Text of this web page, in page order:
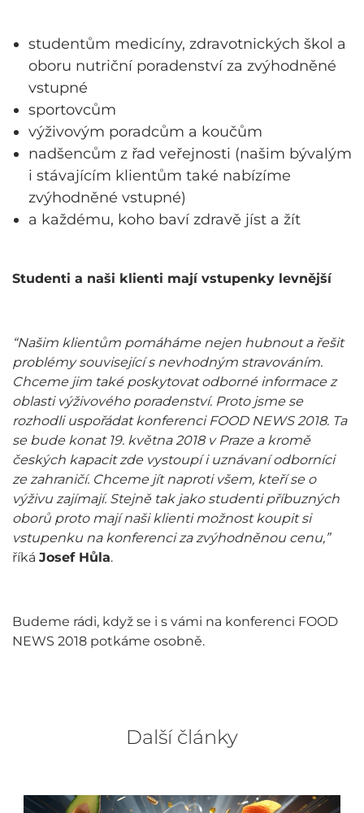
studentům medicíny, zdravotnických škol a
oboru nutriční poradenství za zvýhodněné
vstupné
sportovcům
výživovým poradcům a koučům
nadšencům z řad veřejnosti (našim bývalým
i stávajícím klientům také nabízíme
zvýhodněné vstupné)
​a každému, koho baví zdravě jíst a žít
Studenti a naši klienti mají vstupenky levnější
“Našim klientům pomáháme nejen hubnout a řešit
problémy související s nevhodným stravováním.
Chceme jim také poskytovat odborné informace z
oblasti výživového poradenství. Proto jsme se
rozhodli uspořádat konferenci FOOD NEWS 2018. Ta
se bude konat 19. května 2018 v Praze a kromě
českých kapacit zde vystoupí i uznávaní odborníci
ze zahraničí. Chceme jít naproti všem, kteří se o
výživu zajímají. Stejně tak jako studenti příbuzných
oborů proto mají naši klienti možnost koupit si
vstupenku na konferenci za zvýhodněnou cenu,”
říká Josef Hůla.
Budeme rádi, když se i s vámi na konferenci FOOD
NEWS 2018 potkáme osobně.
Další články